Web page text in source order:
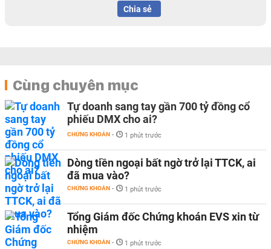
Chia sẻ
Cùng chuyên mục
Tự doanh sang tay gần 700 tỷ đồng cổ
phiếu DMX cho ai?
CHỨNG KHOÁN - 1 phút trước
Dòng tiền ngoại bất ngờ trở lại TTCK, ai
đã mua vào?
CHỨNG KHOÁN - 1 phút trước
Tổng Giám đốc Chứng khoán EVS xin từ
nhiệm
CHỨNG KHOÁN - 1 phút trước